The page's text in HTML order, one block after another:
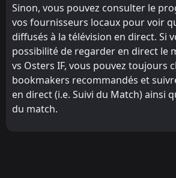
Sinon, vous pouvez consulter le
vos fournisseurs locaux pour voir
diffusés à la télévision en direct. Si
possibilité de regarder en direct le
vs Osters IF, vous pouvez toujours
bookmakers recommandés et
en direct (i.e. Suivi du Match) ainsi
du match.